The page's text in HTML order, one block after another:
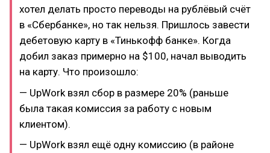
хотел делать просто переводы на рублёвый счёт
в «Сбербанке», но так нельзя. Пришлось завести
дебетовую карту в «Тинькофф банке». Когда
добил заказ примерно на $100, начал выводить
на карту. Что произошло:
— UpWork взял сбор в размере 20% (раньше
была такая комиссия за работу с новым
клиентом).
— UpWork взял ещё одну комиссию (в районе